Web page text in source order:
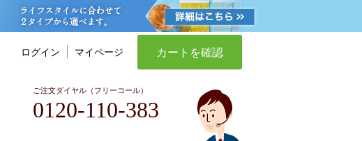
ログイン マイページ カートを確認
ご注文ダイヤル（フリーコール）
0120-110-383